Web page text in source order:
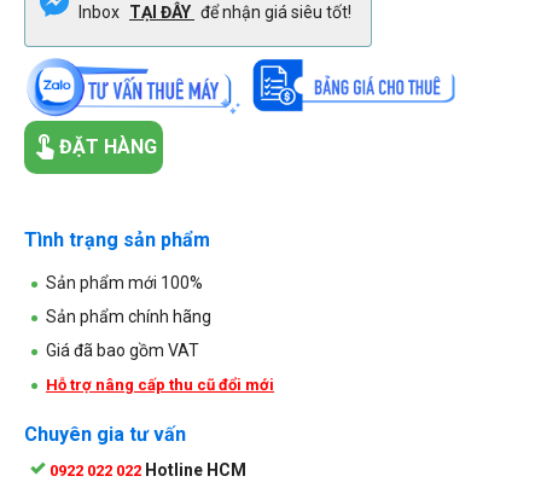
Inbox TẠI ĐÂY để nhận giá siêu tốt!
ĐẶT HÀNG
Tình trạng sản phẩm
Sản phẩm mới 100%
Sản phẩm chính hãng
Giá đã bao gồm VAT
Hỗ trợ nâng cấp thu cũ đổi mới
Chuyên gia tư vấn
0922 022 022 Hotline HCM